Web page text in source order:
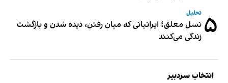
۵ تحلیل
نسل معلق؛ ایرانیانی که میان رفتن، دیده شدن و بازگشت
زندگی می‌کنند
انتخاب سردبیر